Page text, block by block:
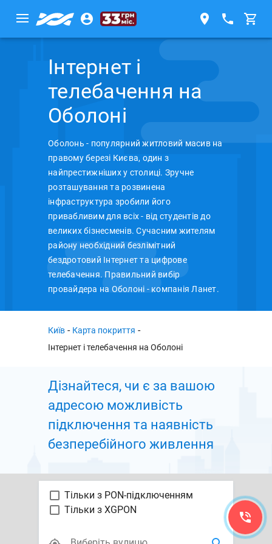
Інтернет і
телебачення на
Оболоні
Оболонь - популярний житловий масив на
правому березі Києва, один з
найпрестижніших у столиці. Зручне
розташування та розвинена
інфраструктура зробили його
привабливим для всіх - від студентів до
великих бізнесменів. Сучасним жителям
району необхідний безлімітний
бездротовий Інтернет та цифрове
телебачення. Правильний вибір
провайдера на Оболоні - компанія Ланет.
Київ - Карта покриття -
Інтернет і телебачення на Оболоні
Дізнайтеся, чи є за вашою
адресою можливiсть
підключення та наявність
безперебійного живлення
Тільки з PON-підключенням
Тільки з XGPON